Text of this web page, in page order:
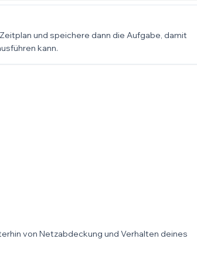
und speichere dann die Aufgabe, damit
kann.
von Netzabdeckung und Verhalten deines